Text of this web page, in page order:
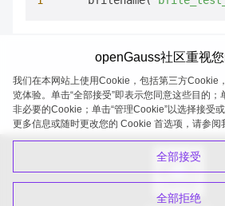
openGauss 2026-08-05 20:05:21
openGauss社区重视
我们在本网站上使用Cookie，包括第三方Cookie
览体验。单击“全部接受”即表示您同意这些目的；
非必要的Cookie；单击“管理Cookie”以选择接受
更多信息或随时更改您的 Cookie 首选项，请参阅
全部接受
全部拒绝